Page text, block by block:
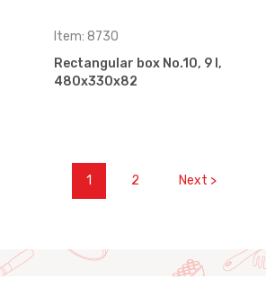
Item: 8730
Rectangular box No.10, 9 l,
480x330x82
1 2 Next >